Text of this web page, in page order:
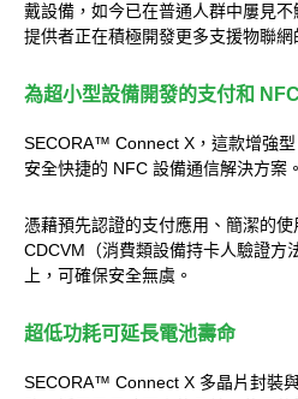
戴設備，如今已在普通人群中屢見
提供者正在積極開發更多支援物聯
為超小型設備開發的支付和
SECORA™ Connect X，這款增強
安全快捷的 NFC 設備通信解決方案
憑藉預先認證的支付應用、簡潔的
CDCVM（消費類設備持卡人驗證方
上，可確保安全無虞。
超低功耗可延長電池壽命
SECORA™ Connect X 多晶片封裝